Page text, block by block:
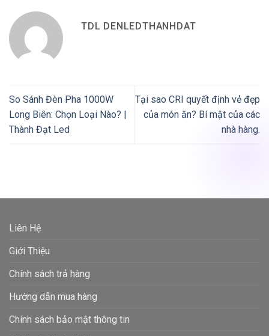
TDL DENLEDTHANHDAT
So Sánh Đèn Pha 1000W
Long Biên: Chọn Loại Nào? |
Thành Đạt Led
Tại sao CRI quyết định vẻ đẹp
của món ăn? Bí mật của các
nhà hàng.
Liên Hệ
Giới Thiệu
Chính sách trả hàng
Hướng dẫn mua hàng
Chính sách bảo mật thông tin